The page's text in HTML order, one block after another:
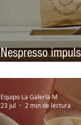
Nespresso
Equipo La Galería M
23 jul
2 min de lectura